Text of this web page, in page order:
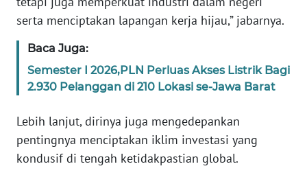
serta menciptakan lapangan kerja hijau,” jabarnya.
Baca Juga:
Semester I 2026,PLN Perluas Akses Listrik Bagi
2.930 Pelanggan di 210 Lokasi se-Jawa Barat
Lebih lanjut, dirinya juga mengedepankan
pentingnya menciptakan iklim investasi yang
kondusif di tengah ketidakpastian global.
SULTRA
WN
WN
SULTENG